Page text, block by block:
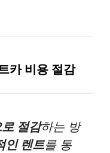
카 비용 절감
절감하는 방
인 렌트를 통